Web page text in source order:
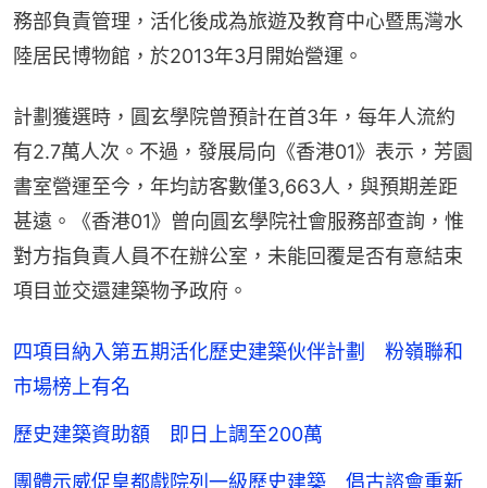
務部負責管理，活化後成為旅遊及教育中心暨馬灣水
陸居民博物館，於2013年3月開始營運。
計劃獲選時，圓玄學院曾預計在首3年，每年人流約
有2.7萬人次。不過，發展局向《香港01》表示，芳園
書室營運至今，年均訪客數僅3,663人，與預期差距
甚遠。《香港01》曾向圓玄學院社會服務部查詢，惟
對方指負責人員不在辦公室，未能回覆是否有意結束
項目並交還建築物予政府。
四項目納入第五期活化歷史建築伙伴計劃 粉嶺聯和
市場榜上有名
歷史建築資助額 即日上調至200萬
團體示威促皇都戲院列一級歷史建築 倡古諮會重新